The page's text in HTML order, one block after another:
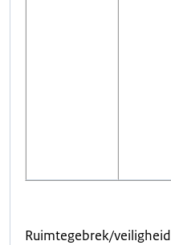
Ruimtegebrek/veiligheid